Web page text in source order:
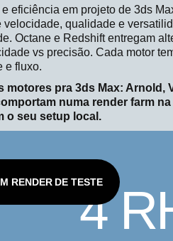
eficiência em projeto de 3ds
qualidade e
Octane e Redshift entregam
vs precisão. Cada motor
e fluxo.
pra 3ds Max: Arnold,
numa render farm
o seu setup local.
4
RENDER DE TESTE